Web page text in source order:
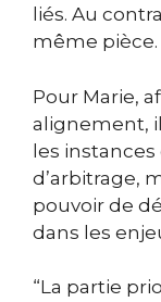
liés. Au
même pièce.
Pour Marie,
alignement,
les
d’arbitrage,
pouvoir de
dans les
“La partie